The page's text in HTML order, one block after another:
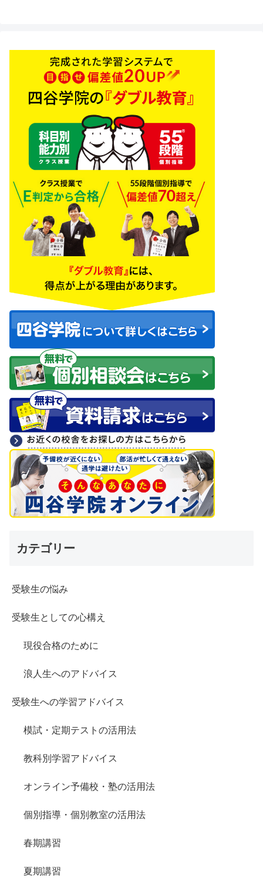
カテゴリー
受験生の悩み
受験生としての心構え
現役合格のために
浪人生へのアドバイス
受験生への学習アドバイス
模試・定期テストの活用法
教科別学習アドバイス
オンライン予備校・塾の活用法
個別指導・個別教室の活用法
春期講習
夏期講習